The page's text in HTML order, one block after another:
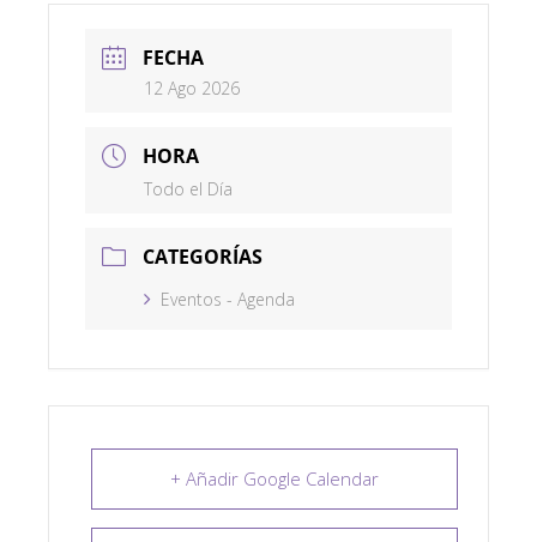
FECHA
12 Ago 2026
HORA
Todo el Día
CATEGORÍAS
Eventos - Agenda
+ Añadir Google Calendar